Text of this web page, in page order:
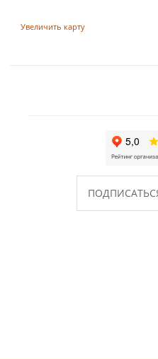
Увеличить карту